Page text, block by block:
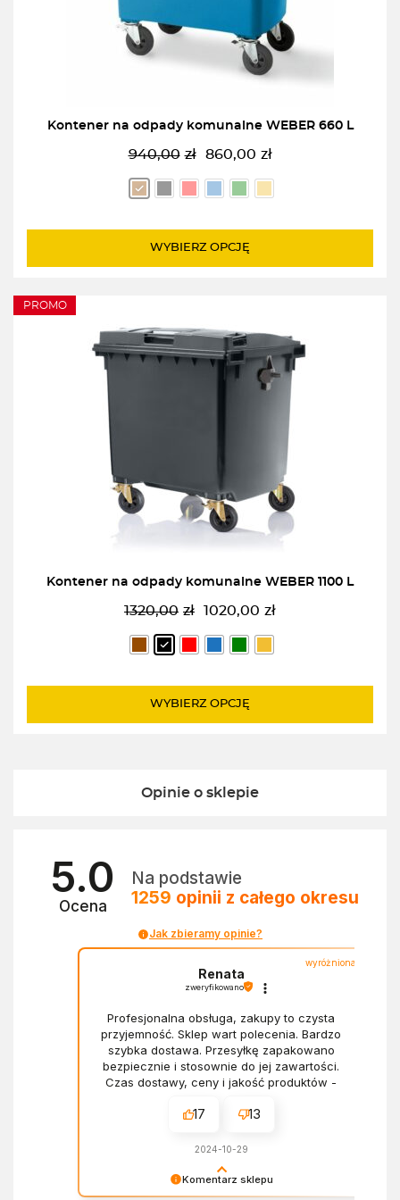
Kontener na odpady komunalne WEBER 660 L
940,00 zł
Pierwotna
cena
wynosiła:
860,00 zł
Aktualna
cena
wynosi:
WYBIERZ OPCJĘ
PROMO
Kontener na odpady komunalne WEBER 1100 L
1320,00 zł
Pierwotna
cena
wynosiła:
1020,00 zł
Aktualna
cena
wynosi:
WYBIERZ OPCJĘ
Opinie o sklepie
5.0
Ocena
Na podstawie
1259 opinii z całego okresu
Jak zbieramy opinie?
Komentarz sklepu
wyróżniona
Renata
zweryfikowano
Profesjonalna obsługa, zakupy to czysta
przyjemność. Sklep wart polecenia. Bardzo
szybka dostawa. Przesyłkę zapakowano
bezpiecznie i stosownie do jej zawartości.
Czas dostawy, ceny i jakość produktów -
17 13
2024-10-29